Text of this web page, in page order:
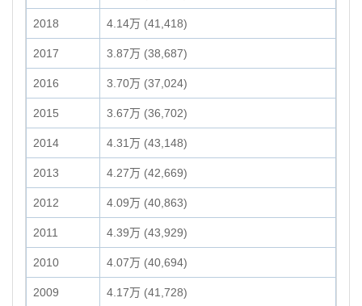
2018 4.14万 (41,418)
2017 3.87万 (38,687)
2016 3.70万 (37,024)
2015 3.67万 (36,702)
2014 4.31万 (43,148)
2013 4.27万 (42,669)
2012 4.09万 (40,863)
2011 4.39万 (43,929)
2010 4.07万 (40,694)
2009 4.17万 (41,728)